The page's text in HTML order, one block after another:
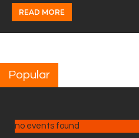
READ MORE
Popular
no events found